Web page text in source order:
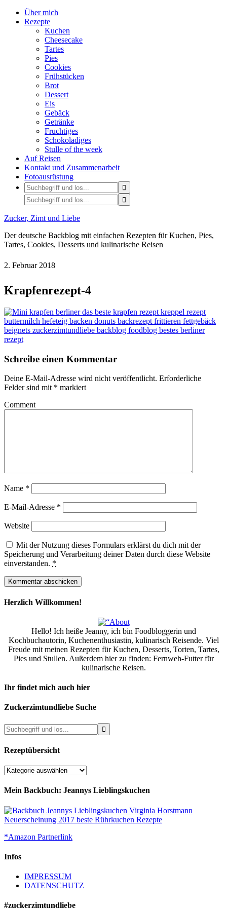
Über mich
Rezepte
Kuchen
Cheesecake
Tartes
Pies
Cookies
Frühstücken
Brot
Dessert
Eis
Gebäck
Getränke
Fruchtiges
Schokoladiges
Stulle of the week
Auf Reisen
Kontakt und Zusammenarbeit
Fotoausrüstung
Zucker, Zimt und Liebe
Der deutsche Backblog mit einfachen Rezepten für Kuchen, Pies,
Tartes, Cookies, Desserts und kulinarische Reisen
2. Februar 2018
Krapfenrezept-4
Schreibe einen Kommentar
Deine E-Mail-Adresse wird nicht veröffentlicht. Erforderliche
Felder sind mit * markiert
Comment
Name *
E-Mail-Adresse *
Website
Mit der Nutzung dieses Formulars erklärst du dich mit der
Speicherung und Verarbeitung deiner Daten durch diese Website
einverstanden. *
Herzlich Willkommen!
Hello! Ich heiße Jeanny, ich bin Foodbloggerin und
Kochbuchautorin, Kuchenenthusiastin, kulinarisch Reisende. Viel
Freude mit meinen Rezepten für Kuchen, Desserts, Torten, Tartes,
Pies und Stullen. Außerdem hier zu finden: Fernweh-Futter für
kulinarische Reisen.
Ihr findet mich auch hier
Zuckerzimtundliebe Suche
Rezeptübersicht
Rezeptübersicht
Mein Backbuch: Jeannys Lieblingskuchen
*Amazon Partnerlink
Infos
IMPRESSUM
DATENSCHUTZ
#zuckerzimtundliebe